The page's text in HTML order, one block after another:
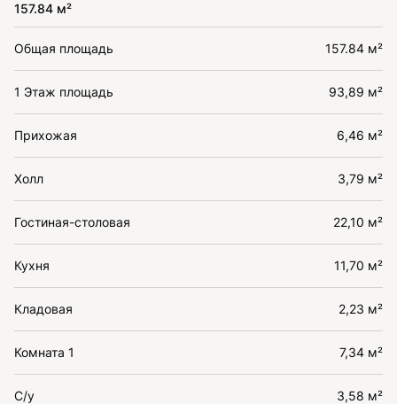
157.84 м²
Общая площадь 157.84 м²
1 Этаж площадь 93,89 м²
Прихожая 6,46 м²
Холл 3,79 м²
Гостиная-столовая 22,10 м²
Кухня 11,70 м²
Кладовая 2,23 м²
Комната 1 7,34 м²
С/у 3,58 м²